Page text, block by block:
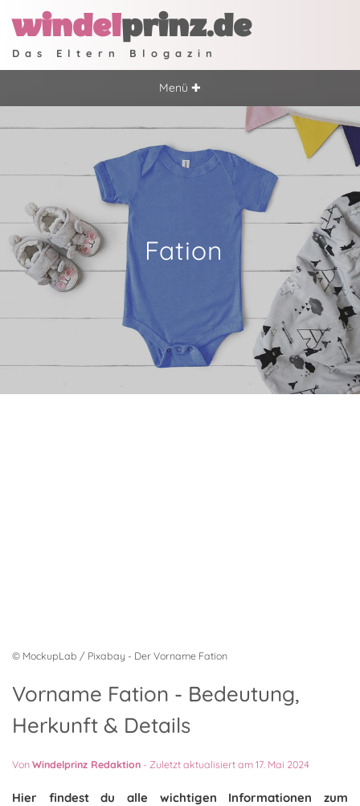
windelprinz.de
Das Eltern Blogazin
Menü ✚
Fation
© MockupLab / Pixabay - Der Vorname Fation
Vorname Fation - Bedeutung,
Herkunft & Details
VonWindelprinz Redaktion - Zuletzt aktualisiert am 17. Mai 2024
Hier findest du alle wichtigen Informationen zum